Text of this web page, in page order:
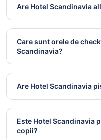
Are Hotel Scandinavia
Care sunt orele de
Scandinavia?
Are Hotel Scandinavia
Este Hotel Scandinavia
copii?